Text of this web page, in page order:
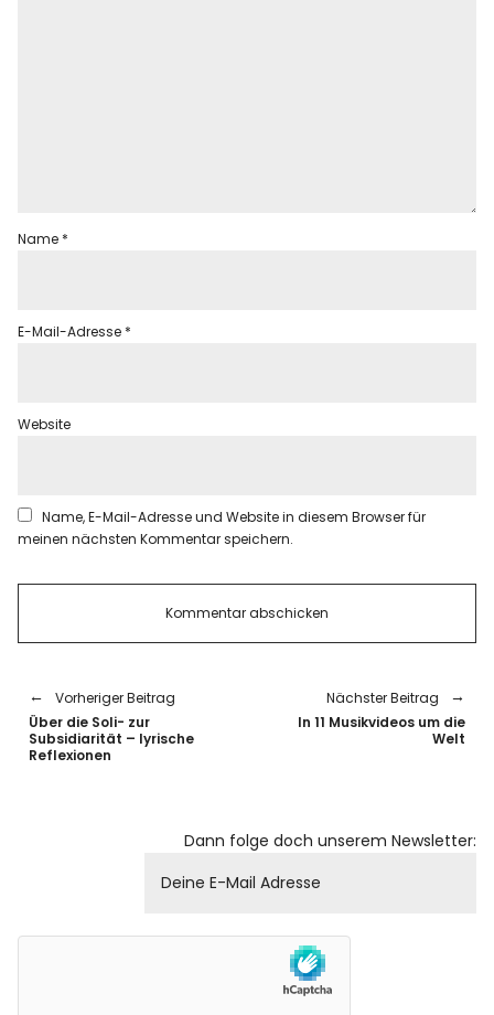
Name *
E-Mail-Adresse *
Website
Name, E-Mail-Adresse und Website in diesem Browser für
meinen nächsten Kommentar speichern.
Vorheriger Beitrag
Über die Soli- zur
Subsidiarität – lyrische
Reflexionen
Nächster Beitrag
In 11 Musikvideos um die
Welt
Dann folge doch unserem Newsletter: